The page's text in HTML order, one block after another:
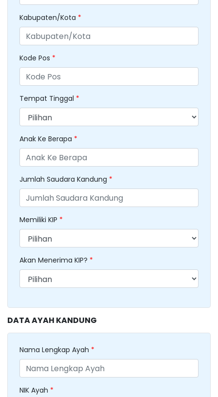
Kabupaten/Kota *
Kode Pos *
Tempat Tinggal *
Anak Ke Berapa *
Jumlah Saudara Kandung *
Memiliki KIP *
Akan Menerima KIP? *
DATA AYAH KANDUNG
Nama Lengkap Ayah *
NIK Ayah *